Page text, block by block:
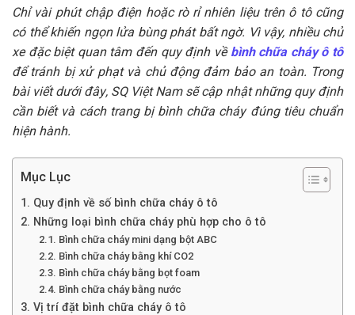
Chỉ vài phút chập điện hoặc rò rỉ nhiên liệu trên ô tô cũng
có thể khiến ngọn lửa bùng phát bất ngờ. Vì vậy, nhiều chủ
xe đặc biệt quan tâm đến quy định về bình chữa cháy ô tô
để tránh bị xử phạt và chủ động đảm bảo an toàn. Trong
bài viết dưới đây, SQ Việt Nam sẽ cập nhật những quy định
cần biết và cách trang bị bình chữa cháy đúng tiêu chuẩn
hiện hành.
Mục Lục
1. Quy định về số bình chữa cháy ô tô
2. Những loại bình chữa cháy phù hợp cho ô tô
2.1. Bình chữa cháy mini dạng bột ABC
2.2. Bình chữa cháy bằng khí CO2
2.3. Bình chữa cháy bằng bọt foam
2.4. Bình chữa cháy bằng nước
3. Vị trí đặt bình chữa cháy ô tô